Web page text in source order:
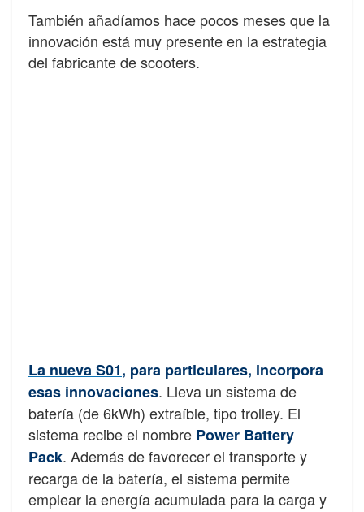
También añadíamos hace pocos meses que la
innovación está muy presente en la estrategia
del fabricante de scooters.
La nueva S01, para particulares, incorpora
esas innovaciones. Lleva un sistema de
batería (de 6kWh) extraíble, tipo trolley. El
sistema recibe el nombre Power Battery
Pack. Además de favorecer el transporte y
recarga de la batería, el sistema permite
emplear la energía acumulada para la carga y